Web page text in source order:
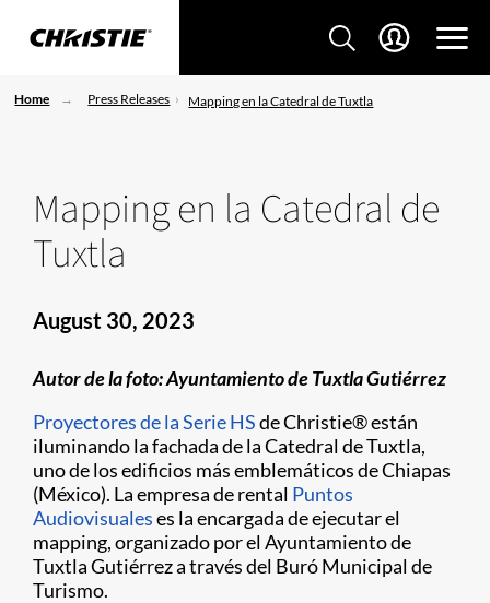
Home Press Releases Mapping en la Catedral de Tuxtla
Mapping en la Catedral de
Tuxtla
August 30, 2023
Autor de la foto: Ayuntamiento de Tuxtla Gutiérrez
Proyectores de la Serie HSde Christie® están
iluminando la fachada de la Catedral de Tuxtla,
uno de los edificios más emblemáticos de Chiapas
(México). La empresa de rental Puntos
Audiovisualeses la encargada de ejecutar el
mapping, organizado por el Ayuntamiento de
Tuxtla Gutiérrez a través del Buró Municipal de
Turismo.